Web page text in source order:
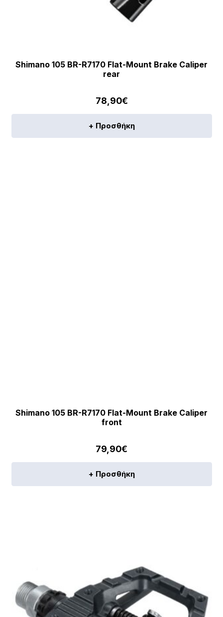
Shimano 105 BR-R7170 Flat-Mount Brake Caliper
rear
78,90€
+ Προσθήκη
Shimano 105 BR-R7170 Flat-Mount Brake Caliper
front
79,90€
+ Προσθήκη